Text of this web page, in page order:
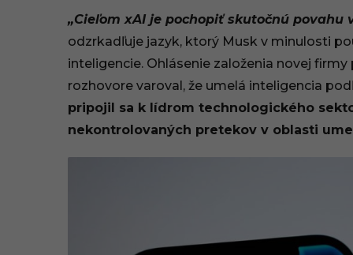
0
2
3
1
„Cieľom xAI je pochopiť skutočnú povahu
odzrkadľuje jazyk, ktorý Musk v minulosti
inteligencie. Ohlásenie založenia novej
rozhovore varoval, že umelá inteligencia
pripojil sa k lídrom technologického
nekontrolovaných pretekov v oblasti